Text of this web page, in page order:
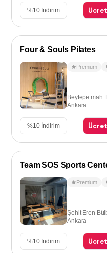
%10 İndirim
Four & Souls Pilates
Premium
Beytepe mah.
Ankara
%10 İndirim
Team SOS Sports
Premium
Şehit Eren Bülbül
Ankara
%10 İndirim